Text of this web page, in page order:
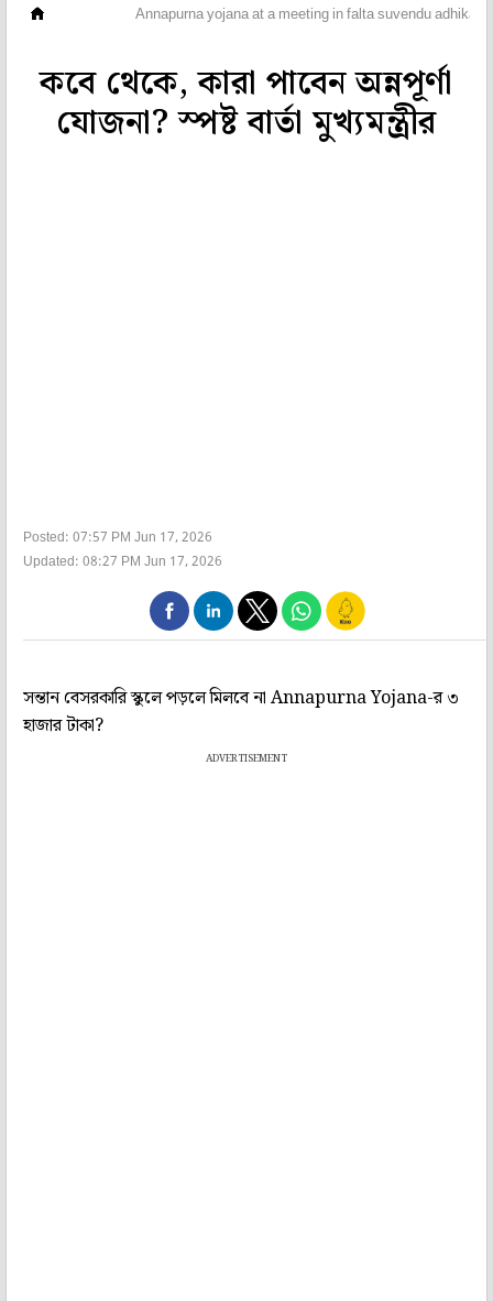
Annapurna yojana at a meeting in falta suvendu
কবে থেকে, কারা পাবেন অন্নপূর্ণা
যোজনা? স্পষ্ট বার্তা মুখ্যমন্ত্রীর
Posted: 07:57 PM Jun 17, 2026
Updated: 08:27 PM Jun 17, 2026
সন্তান বেসরকারি স্কুলে পড়লে মিলবে না Annapurna Yojana-র ৩
হাজার টাকা?
ADVERTISEMENT